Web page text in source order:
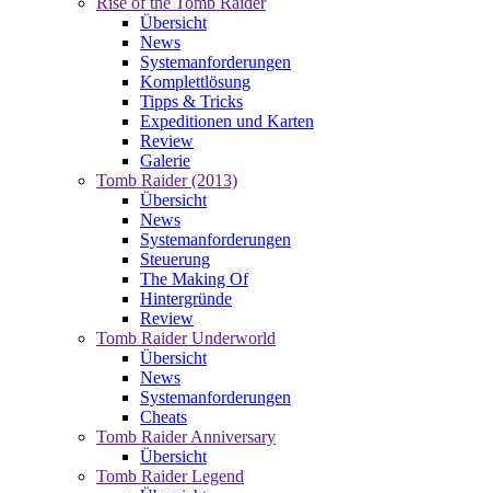
Übersicht
News
Systemanforderungen
Komplettlösung
Tipps & Tricks
Expeditionen und Karten
Review
Galerie
Tomb Raider (2013)
Übersicht
News
Systemanforderungen
Steuerung
The Making Of
Hintergründe
Review
Tomb Raider Underworld
Übersicht
News
Systemanforderungen
Cheats
Tomb Raider Anniversary
Übersicht
Tomb Raider Legend